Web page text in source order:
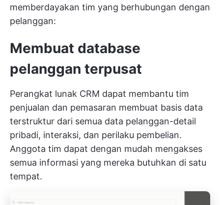
memberdayakan tim yang berhubungan dengan
pelanggan:
Membuat database
pelanggan terpusat
Perangkat lunak CRM dapat membantu tim
penjualan dan pemasaran membuat basis data
terstruktur dari semua data pelanggan-detail
pribadi, interaksi, dan perilaku pembelian.
Anggota tim dapat dengan mudah mengakses
semua informasi yang mereka butuhkan di satu
tempat.